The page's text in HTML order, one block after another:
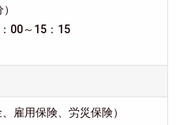
00～15：15
雇用保険、労災保険）